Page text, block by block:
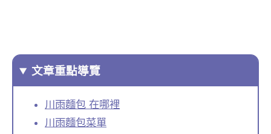
文章重點導覽
川雨麵包 在哪裡
川雨麵包菜單